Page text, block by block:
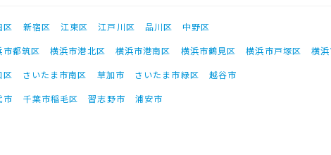
区 新宿区 江東区 江戸川区 品川区
中野区
市都筑区 横浜市港北区 横浜市港南区 横浜市鶴見区 横浜市戸塚区
横
区 さいたま市南区 草加市 さいたま市緑区
越谷市
市 千葉市稲毛区 習志野市 浦安市